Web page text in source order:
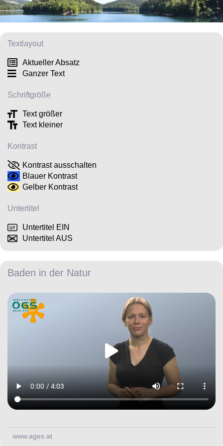
Baden in der Natur
Textlayout
Aktueller Absatz
Ganzer Text
Schriftgröße
Text größer
Text kleiner
Kontrast
Kontrast ausschalten
Blauer Kontrast
Gelber Kontrast
Untertitel
Untertitel EIN
Untertitel AUS
www.ages.at